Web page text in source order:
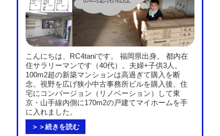
こんにちは、RC4taniです。 福岡県出身。 都内在
住サラリーマンです（40代）。夫婦+子供3人。
100m2超の新築マンションは高過ぎて購入を断
念。視野を広げ狭小中古事務所ビルを購入後、住
宅にコンバージョン（リノベーション）して東
京・山手線内側に170m2の戸建てマイホームを手
に入れました。
＞＞続きを読む